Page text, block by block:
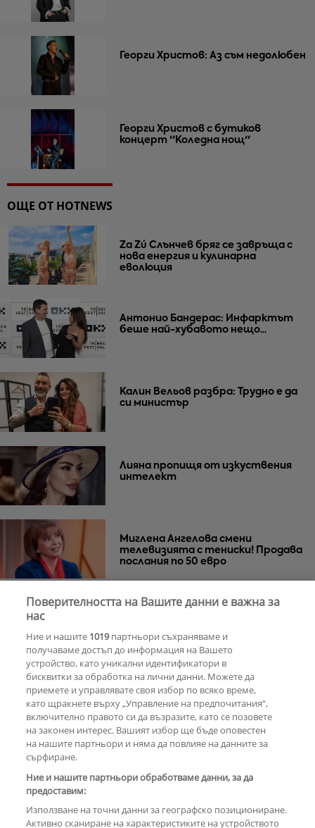
Георги Христов: Аз съм недолюбен
Георги Христов с бутиков
концерт ''Коледна нощ''
ОЩЕ ОТ HOTNEWS
Za Zú Слънчев бряг се завръща с
нова енергия и кулинарна
еволюция
Антонио Бандерас: Инфарктът
беше най-хубавото нещо...
Калин Вельов разбра: Трудно е да
си министър
Лияна пропищя от изкуствения
интелект
Миглена Ангелова смени
телевизията с тениски! Продава
послания по 50 евро
РЕКЛАМА
КОМЕНТАРИ
Поверителността на Вашите данни е важна за
нас
Ние и нашите 1019партньори съхраняваме и
получаваме достъп до информация на Вашето
устройство, като уникални идентификатори в
бисквитки за обработка на лични данни. Можете да
приемете и управлявате своя избор по всяко време,
като щракнете върху „Управление на предпочитания“,
включително правото си да възразите, като се позовете
на законен интерес. Вашият избор ще бъде оповестен
на нашите партньори и няма да повлияе на данните за
сърфиране.
Ние и нашите партньори обработваме данни, за да
предоставим:
Използване на точни данни за географско позициониране.
Активно сканиране на характеристиките на устройството